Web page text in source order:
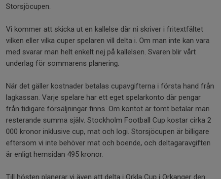
Storsjöcupen.
Vi kommer att skicka ut en kallelse där ni skriver i fritextfältet
vilken eller vilka cuper spelaren vill delta i. Om man inte kan vara
med svarar man helt enkelt nej på kallelsen. Svaren blir vårt
underlag för sommarens planering.
När det gäller kostnader betalas cupavgifterna i första hand från
lagkassan. Varje spelare har ett eget spelarkonto där pengar
från tidigare försäljningar finns. Om kontot är tomt betalar man
resterande summa själv. Stockholm Football Cup kostar cirka 2
000 kronor inklusive cup, mat och logi. Storsjöcupen är billigare
eftersom vi inte behöver mat och boende, och deltagaravgiften
är enligt hemsidan 495 kronor.
Till hösten planerar vi även att delta i Orkla Cup i Orkanger den